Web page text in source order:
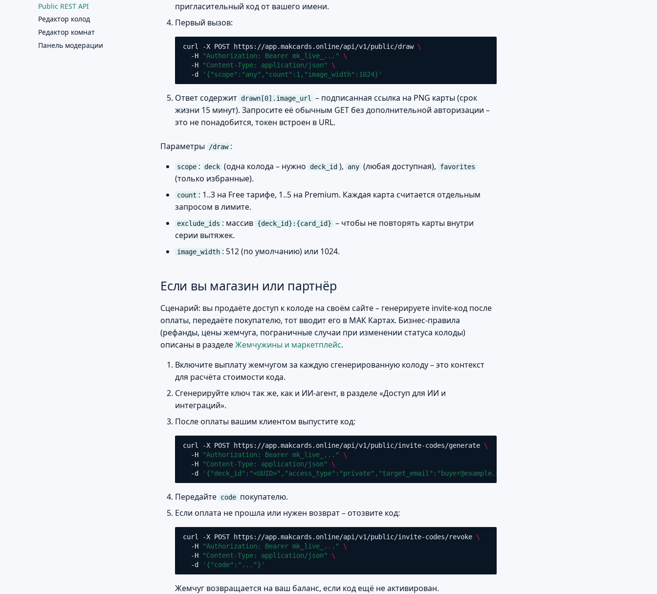
Public REST API
Редактор колод
Редактор комнат
Панель модерации
пригласительный код от вашего имени.
Первый вызов:
curl -X POST https://app.makcards.online/api/v1/public/draw \
-H
"Authorization: Bearer mk_live_..."
\
-H
"Content-Type: application/json"
\
-d
'{"scope":"any","count":1,"image_width":1024}'
Ответ содержит drawn[0].image_url
– подписанная ссылка на PNG карты (срок
жизни 15 минут). Запросите её обычным GET без дополнительной авторизации –
это не понадобится, токен встроен в URL.
Параметры /draw :
scope : deck (одна колода – нужно deck_id ), any (любая доступная), favorites
(только избранные).
count : 1..3 на Free тарифе, 1..5 на Premium. Каждая карта считается отдельным
запросом в лимите.
exclude_ids : массив {deck_id}:{card_id} – чтобы не повторять карты внутри
серии вытяжек.
image_width : 512 (по умолчанию) или 1024.
Если вы магазин или партнёр
Сценарий: вы продаёте доступ к колоде на своём сайте – генерируете invite-код после
оплаты, передаёте покупателю, тот вводит его в МАК Картах. Бизнес-правила
(рефанды, цены жемчуга, пограничные случаи при изменении статуса колоды)
описаны в разделеЖемчужины и маркетплейс.
Включите выплату жемчугом за каждую сгенерированную колоду – это контекст
для расчёта стоимости кода.
Сгенерируйте ключ так же, как и ИИ-агент, в разделе «Доступ для ИИ и
интеграций».
После оплаты вашим клиентом выпустите код:
curl -X POST https://app.makcards.online/api/v1/public/invite-codes/generate \
-H
"Authorization: Bearer mk_live_..."
\
-H
"Content-Type: application/json"
\
-d
'{"deck_id":"<UUID>","access_type":"private","target_email":"buyer@example.com"}'
Передайте code покупателю.
Если оплата не прошла или нужен возврат – отозвите код:
curl -X POST https://app.makcards.online/api/v1/public/invite-codes/revoke \
-H
"Authorization: Bearer mk_live_..."
\
-H
"Content-Type: application/json"
\
-d
'{"code":"..."}'
Жемчуг возвращается на ваш баланс, если код ещё не активирован.